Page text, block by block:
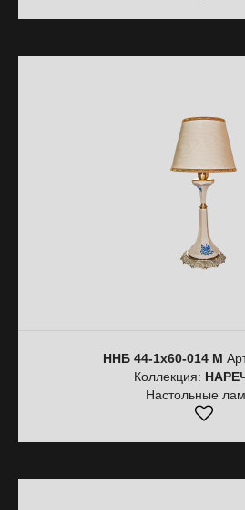
ННБ 44-1х60-014 M
Коллекция:
Настольные